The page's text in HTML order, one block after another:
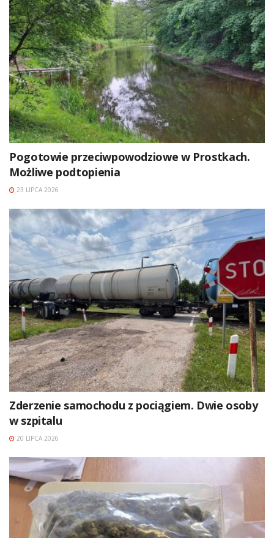
Pogotowie przeciwpowodziowe w Prostkach.
Możliwe podtopienia
23 LIPCA 2026
Zderzenie samochodu z pociągiem. Dwie osoby
w szpitalu
20 LIPCA 2026